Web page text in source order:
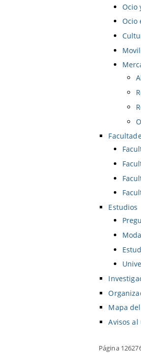
Ocio
Ocio
Estudios
Mapa
Avisos
Página